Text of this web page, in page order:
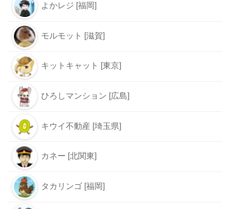
よかレジ [福岡]
モルモット [滋賀]
キットキャット [東京]
ひろしマンション [広島]
キウイ不動産 [埼玉県]
カネー [北関東]
タカリンゴ [福岡]